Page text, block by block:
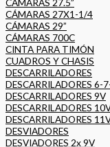
CÁMARAS 27.5”
CÁMARAS 27X1-1/4
CÁMARAS 29”
CÁMARAS 700C
CINTA PARA TIMÓN
CUADROS Y CHASIS
DESCARRILADORES
DESCARRILADORES 6-
DESCARRILADORES 9V
DESCARRILADORES
DESCARRILADORES
DESVIADORES
DESVIADORES 2x 9V